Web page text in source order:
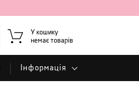
У кошику
немає товарів
Інформація